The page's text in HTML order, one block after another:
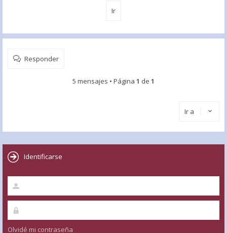
Responder
5 mensajes • Página 1 de 1
Ir a
Identificarse
Olvidé mi contraseña